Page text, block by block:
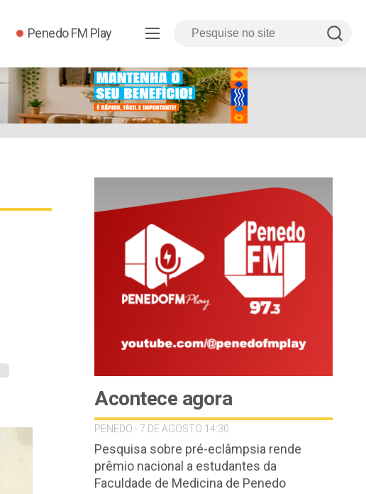
Penedo FM Play
Acontece agora
PENEDO - 7 DE AGOSTO 14:30
Pesquisa sobre pré-eclâmpsia rende
prêmio nacional a estudantes da
Faculdade de Medicina de Penedo